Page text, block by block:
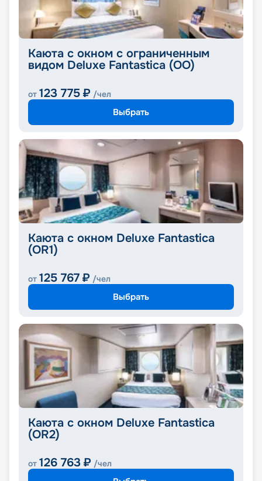
Каюта с окном с ограниченным
видом Deluxe Fantastica (OO)
от 123 775 ₽ /чел
Выбрать
Каюта с окном Deluxe Fantastica
(OR1)
от 125 767 ₽ /чел
Выбрать
Каюта с окном Deluxe Fantastica
(OR2)
от 126 763 ₽ /чел